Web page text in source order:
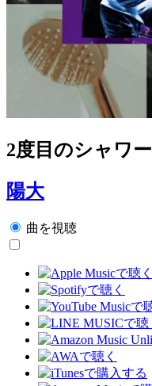
2度目のシャワー
陽大
曲を視聴